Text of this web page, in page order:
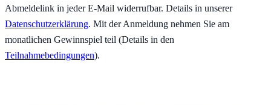
Abmeldelink in jeder E-Mail widerrufbar. Details in unserer
Datenschutzerklärung. Mit der Anmeldung nehmen Sie am
monatlichen Gewinnspiel teil (Details in den
Teilnahmebedingungen).